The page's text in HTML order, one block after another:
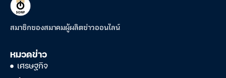
สมาชิกของสมาคมผู้ผลิตข่าวออนไลน์
หมวดข่าว
เศรษฐกิจ